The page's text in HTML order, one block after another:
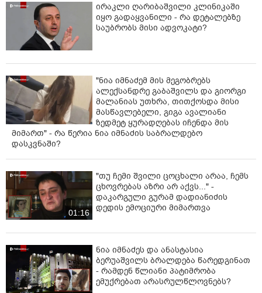
ირაკლი ღარიბაშვილი კლინიკაში
იყო გადაყვანილი - რა დეტალებზე
საუბრობს მისი ადვოკატი?
"ნია იმნაძემ მის მეგობრებს
ალექსანდრე გაბაშვილს და გიორგი
მალანიას უთხრა, თითქოსდა მისი
მასწავლებელი, გიგა ავალიანი
ზედმეტ ყურადღებას იჩენდა მის
მიმართ" - რა წერია ნია იმნაძის საბრალდებო
დასკვნაში?
01:16
"თუ ჩემი შვილი ცოცხალი არაა, ჩემს
ცხოვრებას აზრი არ აქვს..." -
დაკარგული გურამ დადიანიძის
დედის ემოციური მიმართვა
ნია იმნაძეს და ანასტასია
ბერუაშვილს ბრალდება წარედგინათ
- რამდენ წლიანი პატიმრობა
ემუქრებათ არასრულწლოვნებს?